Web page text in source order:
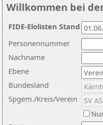
Willkommen bei
Nachname
Ebene
Personennummer
Bundesland
Spgem./Kreis/Verein
FIDE-Elolisten Stand